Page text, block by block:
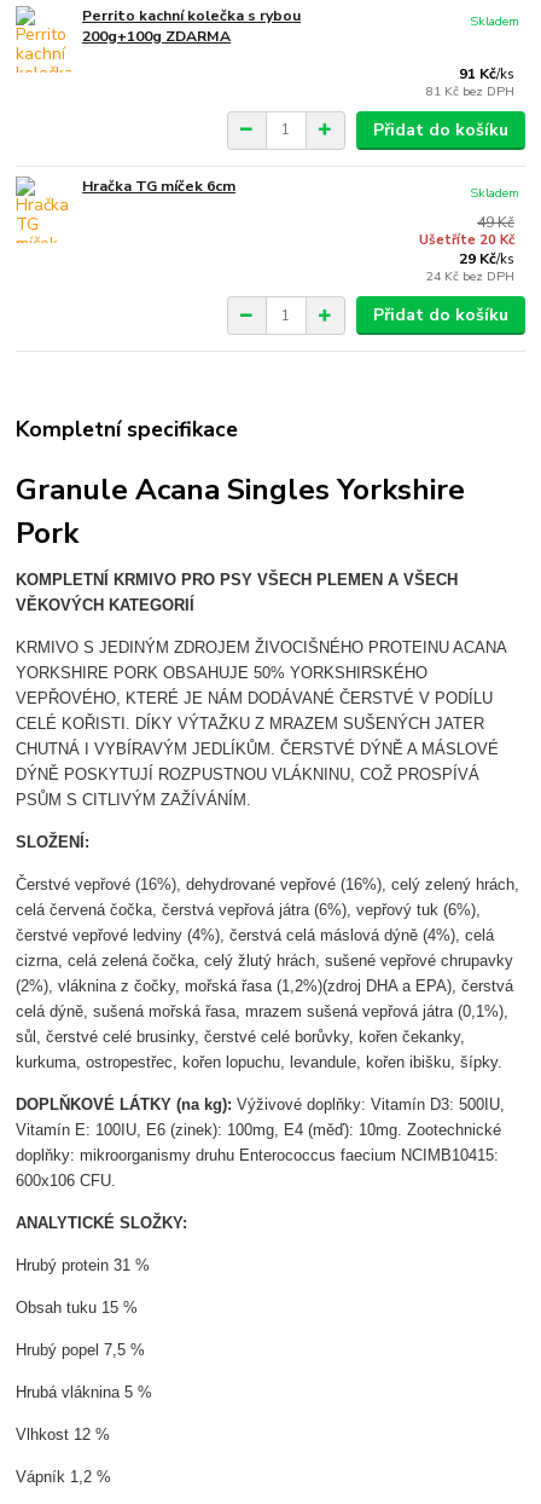
Perrito kachní kolečka s rybou
200g+100g ZDARMA
91 Kč/ks
81 Kč bez DPH
Skladem
Přidat do košíku
Hračka TG míček 6cm
49 Kč
Ušetříte 20 Kč
29 Kč/ks
24 Kč bez DPH
Skladem
Přidat do košíku
Kompletní specifikace
Granule Acana Singles Yorkshire
Pork
KOMPLETNÍ KRMIVO PRO PSY VŠECH PLEMEN A VŠECH
VĚKOVÝCH KATEGORIÍ
KRMIVO S JEDINÝM ZDROJEM ŽIVOCIŠNÉHO PROTEINU ACANA
YORKSHIRE PORK OBSAHUJE 50%YORKSHIRSKÉHO
VEPŘOVÉHO, KTERÉ JE NÁM DODÁVANÉ ČERSTVÉ V PODÍLU
CELÉ KOŘISTI. DÍKYVÝTAŽKU Z MRAZEM SUŠENÝCH JATER
CHUTNÁ I VYBÍRAVÝM JEDLÍKŮM. ČERSTVÉ DÝNĚ A MÁSLOVÉ
DÝNĚ POSKYTUJÍ ROZPUSTNOU VLÁKNINU, COŽ PROSPÍVÁ
PSŮM S CITLIVÝM ZAŽÍVÁNÍM.
SLOŽENÍ:
Čerstvé vepřové (16%), dehydrované vepřové (16%), celý zelený hrách,
celá červená čočka, čerstvá vepřová játra (6%), vepřový tuk (6%),
čerstvé vepřové ledviny (4%), čerstvá celá máslová dýně (4%), celá
cizrna, celá zelená čočka, celý žlutý hrách, sušené vepřové chrupavky
(2%), vláknina z čočky, mořská řasa (1,2%)(zdroj DHA a EPA), čerstvá
celá dýně, sušená mořská řasa, mrazem sušená vepřová játra (0,1%),
sůl, čerstvé celé brusinky, čerstvé celé borůvky, kořen čekanky,
kurkuma, ostropestřec, kořen lopuchu, levandule, kořen ibišku, šípky.
DOPLŇKOVÉ LÁTKY (na kg): Výživové doplňky: Vitamín D3: 500IU,
Vitamín E: 100IU, E6 (zinek): 100mg, E4 (měď): 10mg. Zootechnické
doplňky: mikroorganismy druhu Enterococcus faecium NCIMB10415:
600x106 CFU.
ANALYTICKÉ SLOŽKY:
Hrubý protein 31 %
Obsah tuku 15 %
Hrubý popel 7,5 %
Hrubá vláknina 5 %
Vlhkost 12 %
Vápník 1,2 %